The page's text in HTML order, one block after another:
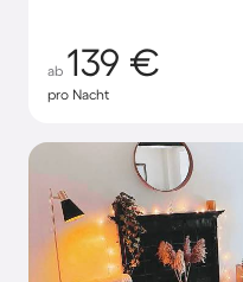
ab 139 €
pro Nacht